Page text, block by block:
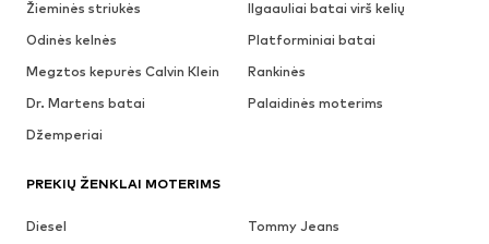
Žieminės striukės
Ilgaauliai batai virš kelių
Odinės kelnės
Platforminiai batai
Megztos kepurės Calvin Klein
Rankinės
Dr. Martens batai
Palaidinės moterims
Džemperiai
PREKIŲ ŽENKLAI MOTERIMS
Diesel
Tommy Jeans